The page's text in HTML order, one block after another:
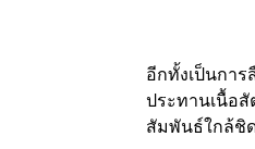
อีกทั้งเป็นกา
ประทานเนื้อ
สัมพันธ์ใกล้ชิ